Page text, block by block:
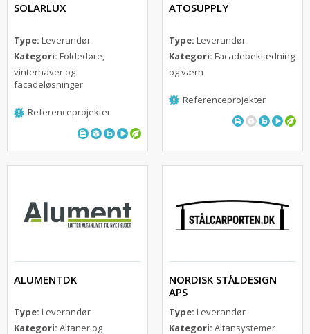
SOLARLUX
Type: Leverandør
Kategori: Foldedøre,
vinterhaver og
facadeløsninger
Referenceprojekter
ATOSUPPLY
Type: Leverandør
Kategori: Facadebeklædning
og værn
Referenceprojekter
ALUMENTDK
Type: Leverandør
Kategori: Altaner og
NORDISK STÅLDESIGN
APS
Type: Leverandør
Kategori: Altansystemer